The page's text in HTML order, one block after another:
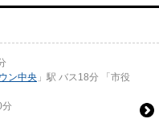
ン中央 」駅 バス18分 「市役
分